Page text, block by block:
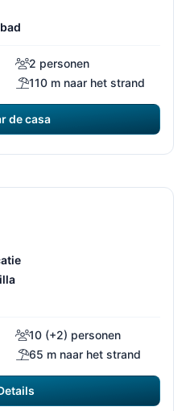
2 personen
110 m naar het strand
de casa
10 (+2) personen
65 m naar het strand